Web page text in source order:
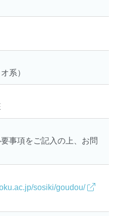
系）
事項をご記入の上、お問
sosiki/goudou/